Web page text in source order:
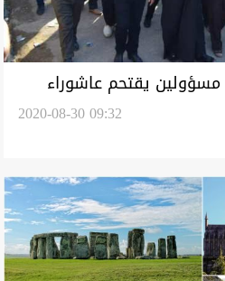
يقتحم عاشوراء
2020-08-30 09:32